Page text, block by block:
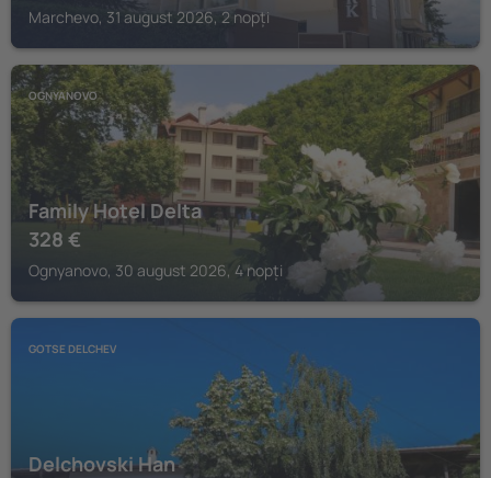
Marchevo, 31 august 2026, 2 nopți
OGNYANOVO
Family Hotel Delta
328 €
Ognyanovo, 30 august 2026, 4 nopți
GOTSE DELCHEV
Delchovski Han